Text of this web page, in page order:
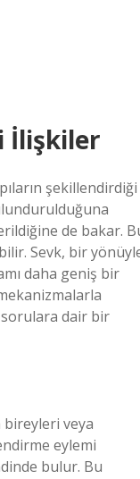
İlişkiler
şekillendirdiği
de bakar.
Sevk, bir
daha geniş bir
sorulara dair bir
veya
eylemi
bulur. Bu